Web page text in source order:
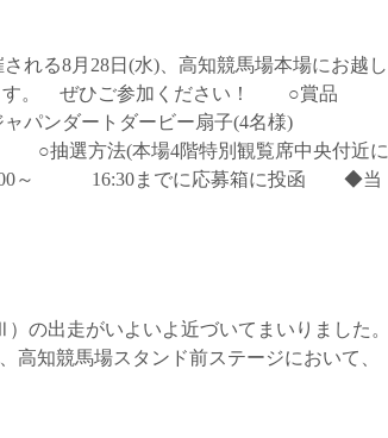
れる8月28日(水)、高知競馬場本場にお越し
ます。 ぜひご参加ください！ ○賞品
パンダートダービー扇子(4名様)
選方法(本場4階特別観覧席中央付近に
～ 16:30までに応募箱に投函 ◆当
の出走がいよいよ近づいてまいりました。
高知競馬場スタンド前ステージにおいて、